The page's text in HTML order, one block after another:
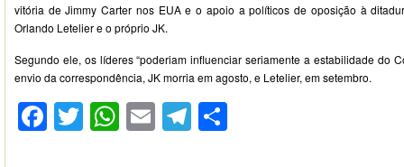
vitória de Jimmy Carter nos EUA e o apoio a políticos de oposição à
Orlando Letelier e o próprio JK.
Segundo ele, os líderes “poderiam influenciar seriamente a estabilidade do
envio da correspondência, JK morria em agosto, e Letelier, em setembro.
Facebook
Twitter
WhatsApp
EmailTelegram